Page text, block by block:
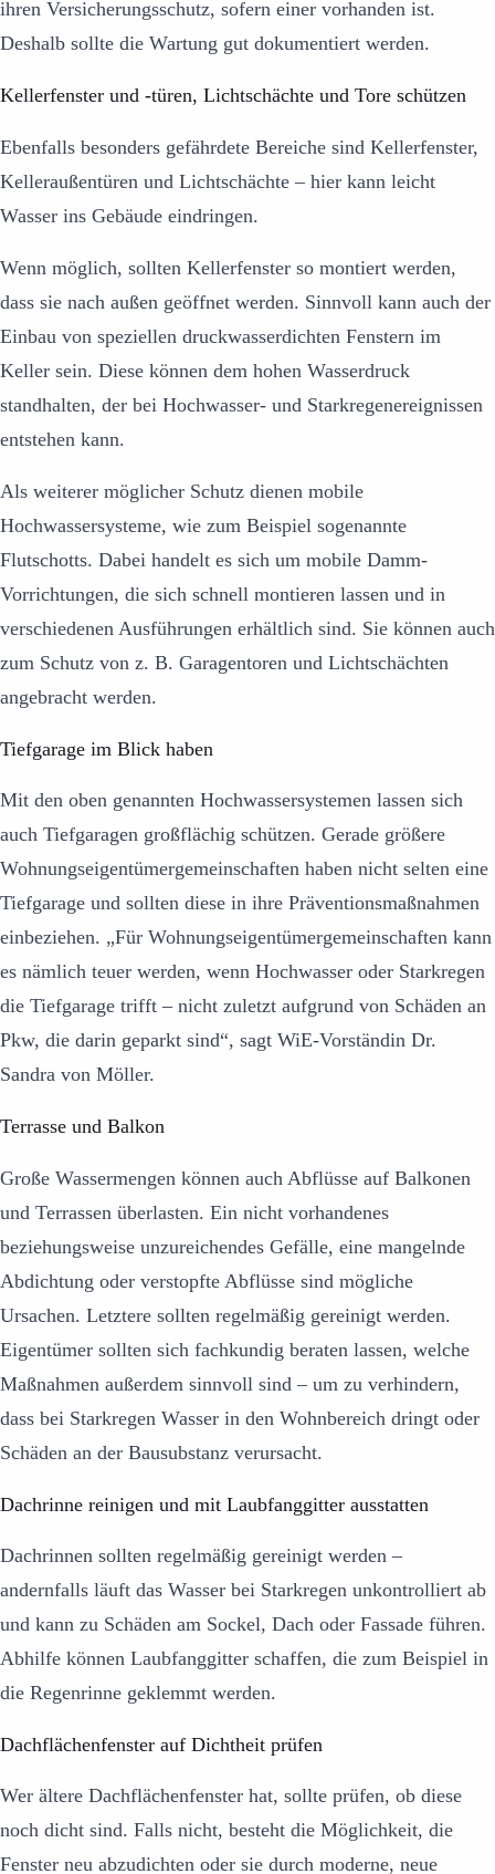
ihren Versicherungsschutz, sofern einer vorhanden ist.
Deshalb sollte die Wartung gut dokumentiert werden.
Kellerfenster und -türen, Lichtschächte und Tore schützen
Ebenfalls besonders gefährdete Bereiche sind Kellerfenster,
Kelleraußentüren und Lichtschächte – hier kann leicht
Wasser ins Gebäude eindringen.
Wenn möglich, sollten Kellerfenster so montiert werden,
dass sie nach außen geöffnet werden. Sinnvoll kann auch der
Einbau von speziellen druckwasserdichten Fenstern im
Keller sein. Diese können dem hohen Wasserdruck
standhalten, der bei Hochwasser- und Starkregenereignissen
entstehen kann.
Als weiterer möglicher Schutz dienen mobile
Hochwassersysteme, wie zum Beispiel sogenannte
Flutschotts. Dabei handelt es sich um mobile Damm-
Vorrichtungen, die sich schnell montieren lassen und in
verschiedenen Ausführungen erhältlich sind. Sie können auch
zum Schutz von z. B. Garagentoren und Lichtschächten
angebracht werden.
Tiefgarage im Blick haben
Mit den oben genannten Hochwassersystemen lassen sich
auch Tiefgaragen großflächig schützen. Gerade größere
Wohnungseigentümergemeinschaften haben nicht selten eine
Tiefgarage und sollten diese in ihre Präventionsmaßnahmen
einbeziehen. „Für Wohnungseigentümergemeinschaften kann
es nämlich teuer werden, wenn Hochwasser oder Starkregen
die Tiefgarage trifft – nicht zuletzt aufgrund von Schäden an
Pkw, die darin geparkt sind“, sagt WiE-Vorständin Dr.
Sandra von Möller.
Terrasse und Balkon
Große Wassermengen können auch Abflüsse auf Balkonen
und Terrassen überlasten. Ein nicht vorhandenes
beziehungsweise unzureichendes Gefälle, eine mangelnde
Abdichtung oder verstopfte Abflüsse sind mögliche
Ursachen. Letztere sollten regelmäßig gereinigt werden.
Eigentümer sollten sich fachkundig beraten lassen, welche
Maßnahmen außerdem sinnvoll sind – um zu verhindern,
dass bei Starkregen Wasser in den Wohnbereich dringt oder
Schäden an der Bausubstanz verursacht.
Dachrinne reinigen und mit Laubfanggitter ausstatten
Dachrinnen sollten regelmäßig gereinigt werden –
andernfalls läuft das Wasser bei Starkregen unkontrolliert ab
und kann zu Schäden am Sockel, Dach oder Fassade führen.
Abhilfe können Laubfanggitter schaffen, die zum Beispiel in
die Regenrinne geklemmt werden.
Dachflächenfenster auf Dichtheit prüfen
Wer ältere Dachflächenfenster hat, sollte prüfen, ob diese
noch dicht sind. Falls nicht, besteht die Möglichkeit, die
Fenster neu abzudichten oder sie durch moderne, neue